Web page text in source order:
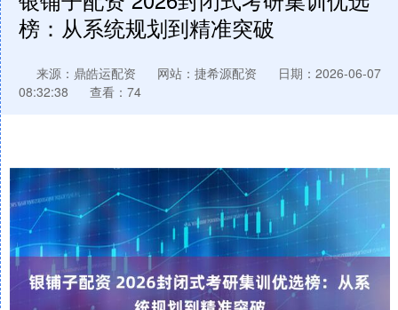
榜：从系统规划到精准突破
来源：鼎皓运配资 网站：捷希源配资
日期：2026-06-07
08:32:38
查看：74